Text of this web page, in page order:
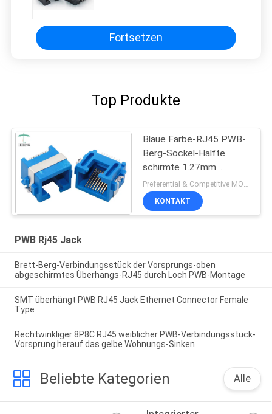
Fortsetzen
Top Produkte
Blaue Farbe-RJ45 PWB-
Berg-Sockel-Hälfte
schirmte 1.27mm
Terminalneigung für
Ethernet ab
KONTAKT
PWB Rj45 Jack
Brett-Berg-Verbindungsstück der Vorsprungs-oben
abgeschirmtes Überhangs-RJ45 durch Loch PWB-Montage
SMT überhängt PWB RJ45 Jack Ethernet Connector Female
Type
Rechtwinkliger 8P8C RJ45 weiblicher PWB-Verbindungsstück-
Vorsprung herauf das gelbe Wohnungs-Sinken
Beliebte Kategorien Alle